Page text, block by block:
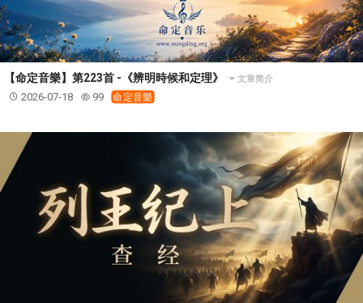
【命定音樂】第223首 -《辨明時候和定理》 文章简介
2026-07-18 99 命定音樂